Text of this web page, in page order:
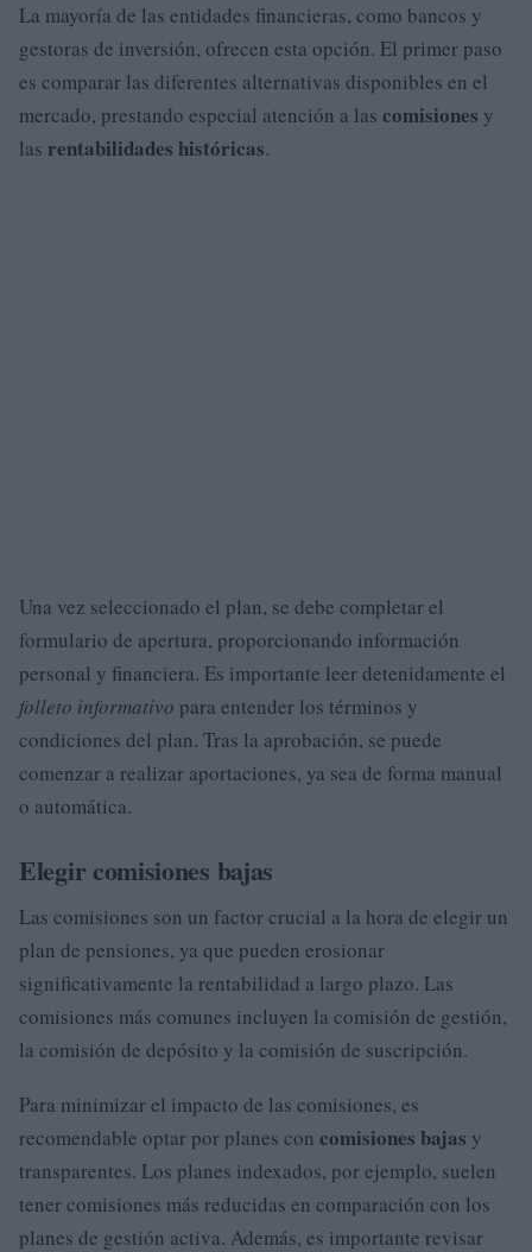
La mayoría de las entidades financieras, como bancos y
gestoras de inversión, ofrecen esta opción. El primer paso
es comparar las diferentes alternativas disponibles en el
mercado, prestando especial atención a las comisiones y
las rentabilidades históricas.
Una vez seleccionado el plan, se debe completar el
formulario de apertura, proporcionando información
personal y financiera. Es importante leer detenidamente el
folleto informativo para entender los términos y
condiciones del plan. Tras la aprobación, se puede
comenzar a realizar aportaciones, ya sea de forma manual
o automática.
Elegir comisiones bajas
Las comisiones son un factor crucial a la hora de elegir un
plan de pensiones, ya que pueden erosionar
significativamente la rentabilidad a largo plazo. Las
comisiones más comunes incluyen la comisión de gestión,
la comisión de depósito y la comisión de suscripción.
Para minimizar el impacto de las comisiones, es
recomendable optar por planes con comisiones bajas y
transparentes. Los planes indexados, por ejemplo, suelen
tener comisiones más reducidas en comparación con los
planes de gestión activa. Además, es importante revisar